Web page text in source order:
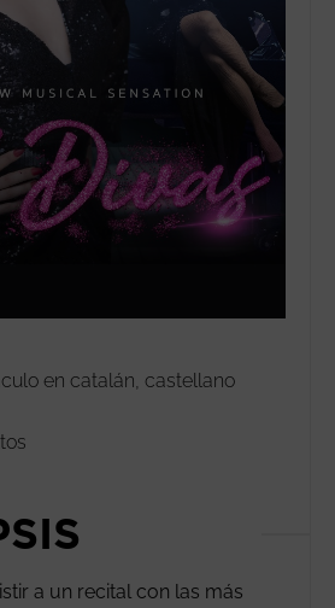
en catalán, castellano
a un recital con las más